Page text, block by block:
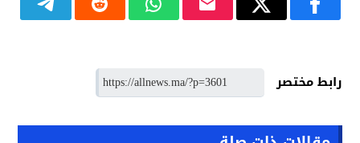
رابط مختصر